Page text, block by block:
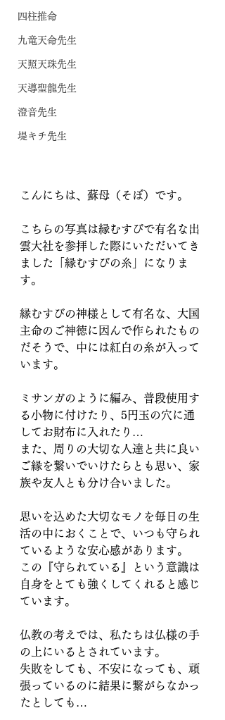
四柱推命
九竜天命先生
天照天珠先生
天導聖龍先生
澄音先生
堤キチ先生
こんにちは、蘇母（そぼ）です。
こちらの写真は縁むすびで有名な出
雲大社を参拝した際にいただいてき
ました「縁むすびの糸」になりま
す。
縁むすびの神様として有名な、大国
主命のご神徳に因んで作られたもの
だそうで、中には紅白の糸が入って
います。
ミサンガのように編み、普段使用す
る小物に付けたり、5円玉の穴に通
してお財布に入れたり…
また、周りの大切な人達と共に良い
ご縁を繋いでいけたらとも思い、家
族や友人とも分け合いました。
思いを込めた大切なモノを毎日の生
活の中におくことで、いつも守られ
ているような安心感があります。
この『守られている』という意識は
自身をとても強くしてくれると感じ
ています。
仏教の考えでは、私たちは仏様の手
の上にいるとされています。
失敗をしても、不安になっても、頑
張っているのに結果に繋がらなかっ
たとしても…